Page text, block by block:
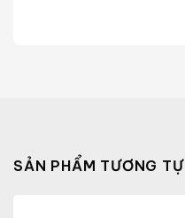
SẢN PHẨM TƯƠNG TỰ